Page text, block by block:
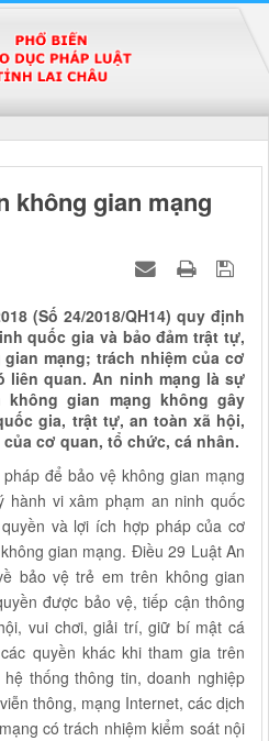
không gian mạng
(Số 24/2018/QH14) quy định
quốc gia và bảo đảm trật tự,
mạng; trách nhiệm của cơ
liên quan. An ninh mạng là sự
gian mạng không gây
gia, trật tự, an toàn xã hội,
cơ quan, tổ chức, cá nhân.
để bảo vệ không gian mạng
hành vi xâm phạm an ninh quốc
và lợi ích hợp pháp của cơ
gian mạng. Điều 29 Luật An
bảo vệ trẻ em trên không gian
được bảo vệ, tiếp cận thông
vui chơi, giải trí, giữ bí mật cá
quyền khác khi tham gia trên
thống thông tin, doanh nghiệp
thông, mạng Internet, các dịch
có trách nhiệm kiểm soát nội